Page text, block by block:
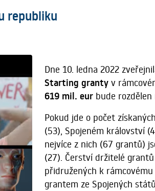
republiku
Dne 10. ledna 2022
Starting grantyv
619 mil. eurbude rozdělen
Pokud jde o počet
(53), Spojeném království
nejvíce z nich (67 grantů)
(27). Čerství držitelé
přidružených k
grantem ze Spojených